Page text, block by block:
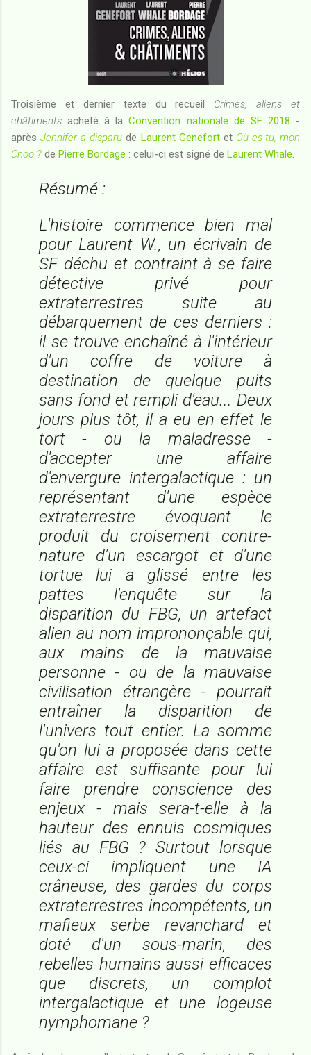
Troisième et dernier texte du recueil Crimes, aliens et
châtiments acheté à laConvention nationale de SF 2018 -
aprèsJennifer a disparu de Laurent Genefortet Où es-tu, mon
Choo ? de Pierre Bordage : celui-ci est signé de Laurent Whale
Résumé :
L'histoire commence bien mal
pour Laurent W., un écrivain de
SF déchu et contraint à se faire
détective privé pour
extraterrestres suite au
débarquement de ces derniers :
il se trouve enchaîné à l'intérieur
d'un coffre de voiture à
destination de quelque puits
sans fond et rempli d'eau... Deux
jours plus tôt, il a eu en effet le
tort - ou la maladresse -
d'accepter une affaire
d'envergure intergalactique : un
représentant d'une espèce
extraterrestre évoquant le
produit du croisement contre-
nature d'un escargot et d'une
tortue lui a glissé entre les
pattes l'enquête sur la
disparition du FBG, un artefact
alien au nom imprononçable qui,
aux mains de la mauvaise
personne - ou de la mauvaise
civilisation étrangère - pourrait
entraîner la disparition de
l'univers tout entier. La somme
qu'on lui a proposée dans cette
affaire est suffisante pour lui
faire prendre conscience des
enjeux - mais sera-t-elle à la
hauteur des ennuis cosmiques
liés au FBG ? Surtout lorsque
ceux-ci impliquent une IA
crâneuse, des gardes du corps
extraterrestres incompétents, un
mafieux serbe revanchard et
doté d'un sous-marin, des
rebelles humains aussi efficaces
que discrets, un complot
intergalactique et une logeuse
nymphomane ?